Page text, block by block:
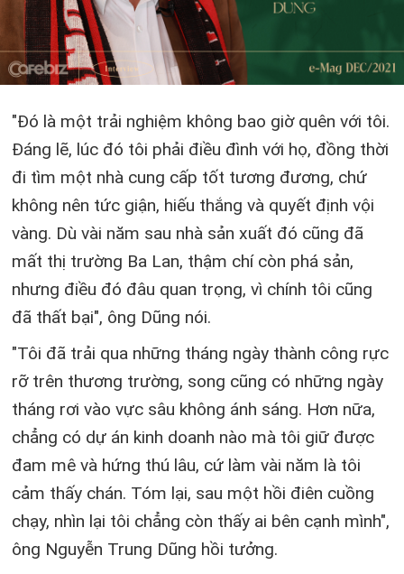
"Đó là một trải nghiệm không bao giờ quên với tôi.
Đáng lẽ, lúc đó tôi phải điều đình với họ, đồng thời
đi tìm một nhà cung cấp tốt tương đương, chứ
không nên tức giận, hiếu thắng và quyết định vội
vàng. Dù vài năm sau nhà sản xuất đó cũng đã
mất thị trường Ba Lan, thậm chí còn phá sản,
nhưng điều đó đâu quan trọng, vì chính tôi cũng
đã thất bại", ông Dũng nói.
"Tôi đã trải qua những tháng ngày thành công rực
rỡ trên thương trường, song cũng có những ngày
tháng rơi vào vực sâu không ánh sáng. Hơn nữa,
chẳng có dự án kinh doanh nào mà tôi giữ được
đam mê và hứng thú lâu, cứ làm vài năm là tôi
cảm thấy chán. Tóm lại, sau một hồi điên cuồng
chạy, nhìn lại tôi chẳng còn thấy ai bên cạnh mình",
ông Nguyễn Trung Dũng hồi tưởng.